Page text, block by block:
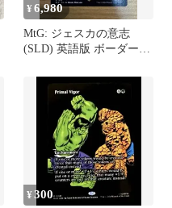
¥6,980
MtG: ジェスカの意志
(SLD) 英語版 ボーダーレ
¥300